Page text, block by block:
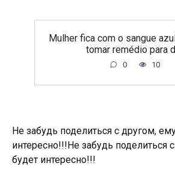
Mulher fica com o sangue
tomar remédio para
0 10
Не забудь поделиться с другом,
интересно!!!Не забудь поделиться
будет интересно!!!